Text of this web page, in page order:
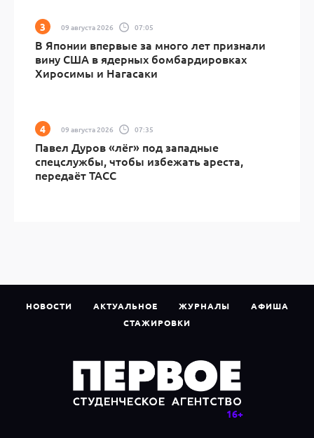
09 августа 2026 07:05
В Японии впервые за много лет признали
вину США в ядерных бомбардировках
Хиросимы и Нагасаки
09 августа 2026 07:35
Павел Дуров «лёг» под западные
спецслужбы, чтобы избежать ареста,
передаёт ТАСС
НОВОСТИ АКТУАЛЬНОЕ ЖУРНАЛЫ
АФИША
СТАЖИРОВКИ